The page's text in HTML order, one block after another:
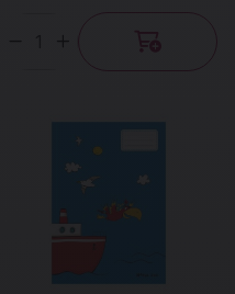
Količina